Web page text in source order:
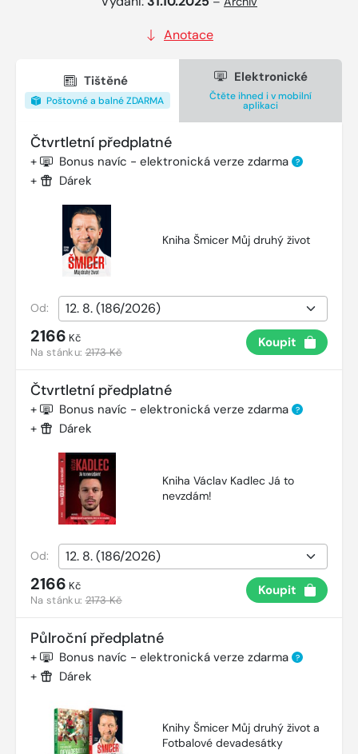
Anotace
Tištěné
Poštovné a balné ZDARMA
Elektronické
Čtěte ihned i v mobilní
aplikaci
Čtvrtletní předplatné
+ Bonus navíc - elektronická verze zdarma ?
+ Dárek
Kniha Šmicer Můj druhý život
Od:
2166 Kč
Na stánku:2173 Kč
Koupit
Čtvrtletní předplatné
+ Bonus navíc - elektronická verze zdarma ?
+ Dárek
Kniha Václav Kadlec Já to
nevzdám!
Od:
2166 Kč
Na stánku:2173 Kč
Koupit
Půlroční předplatné
+ Bonus navíc - elektronická verze zdarma ?
+ Dárek
Knihy Šmicer Můj druhý život a
Fotbalové devadesátky